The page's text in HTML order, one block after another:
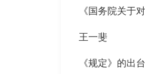
《国务院关于
王一斐
《规定》的出